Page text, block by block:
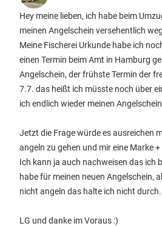
Hey meine lieben, ich habe beim
meinen Angelschein versehentlich
Meine Fischerei Urkunde habe ich
einen Termin beim Amt in Hamburg
Angelschein, der frühste Termin der
7.7. das heißt ich müsste noch über
ich endlich wieder meinen
Jetzt die Frage würde es ausreichen
angeln zu gehen und mir eine Marke
Ich kann ja auch nachweisen das ich
habe für meinen neuen Angelschein,
nicht angeln das halte ich nicht durch.
LG und danke im Voraus :)